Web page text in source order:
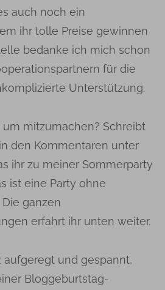
auch noch ein
ihr tolle Preise gewinnen
bedanke ich mich schon
für die
Unterstützung.
mitzumachen? Schreibt
den Kommentaren unter
ihr zu meiner Sommerparty
ist eine Party ohne
Die ganzen
erfahrt ihr unten weiter.
aufgeregt und gespannt,
Bloggeburtstag-